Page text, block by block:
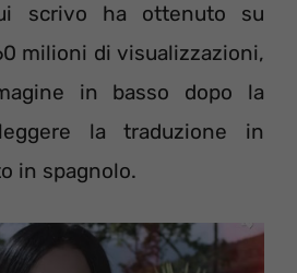
scrivo ha ottenuto su
milioni di visualizzazioni,
in basso dopo la
la traduzione in
in spagnolo.